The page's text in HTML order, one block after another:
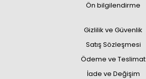
Ön bilgilendirme
Gizlilik ve Güvenlik
Satış Sözleşmesi
Ödeme ve Teslimat
İade ve Değişim